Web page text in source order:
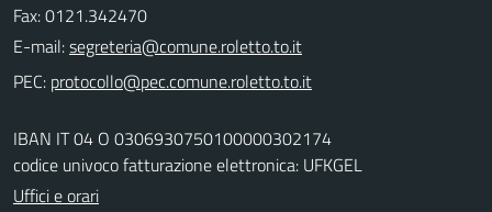
Fax: 0121.342470
E-mail:
PEC:
IBAN IT 04 O 0306930750100000302174
codice univoco fatturazione elettronica: UFKGEL
Uffici e orari